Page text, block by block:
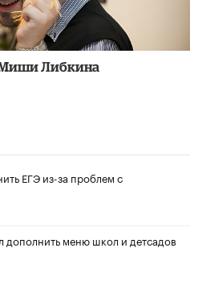
Либкина
ЕГЭ из-за проблем с
дополнить меню школ и детсадов